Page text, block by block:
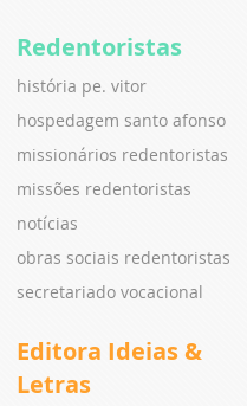
Redentoristas
história pe. vitor
hospedagem santo afonso
missionários redentoristas
missões redentoristas
notícias
obras sociais redentoristas
secretariado vocacional
Editora Ideias &
Letras